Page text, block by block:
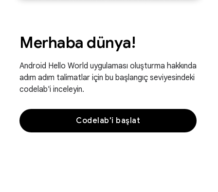
Merhaba dünya!
Android Hello World uygulaması oluşturma hakkında
adım adım talimatlar için bu başlangıç seviyesindeki
codelab'i inceleyin.
Codelab'i başlat